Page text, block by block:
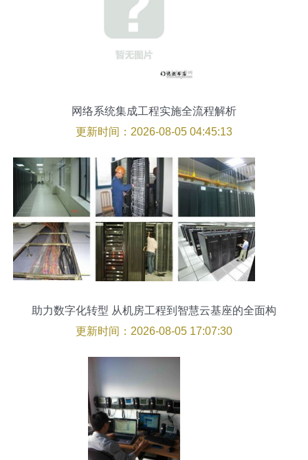
网络系统集成工程实施全流程解析
更新时间：2026-08-05 04:45:13
助力数字化转型 从机房工程到智慧云基座的全面构
建
更新时间：2026-08-05 17:07:30